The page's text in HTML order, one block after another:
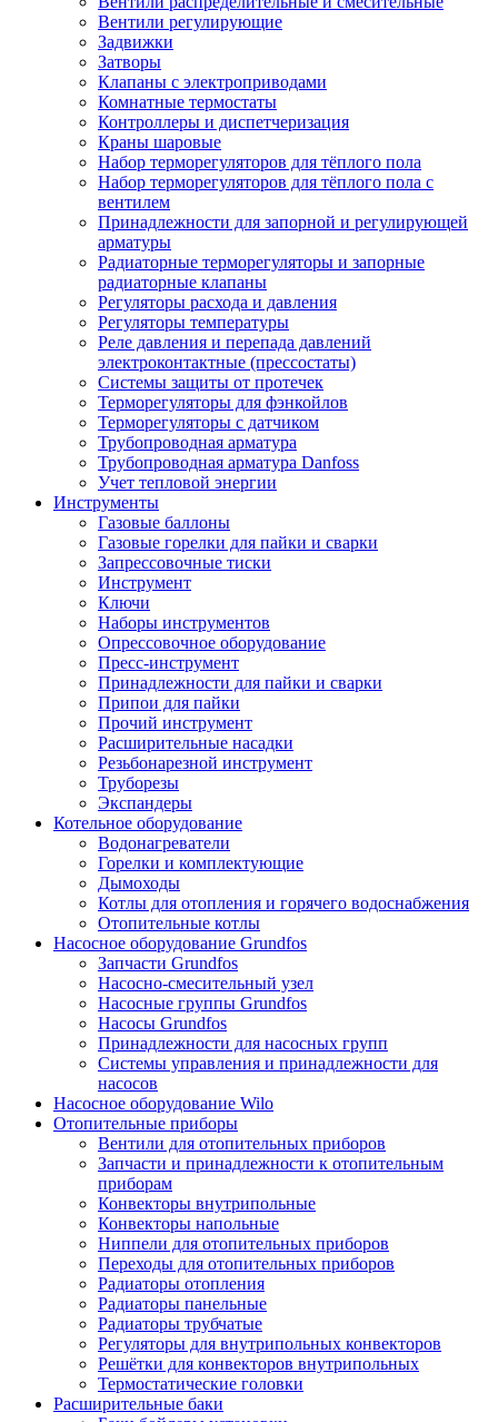
Вентили регулирующие
Задвижки
Затворы
Клапаны с электроприводами
Комнатные термостаты
Контроллеры и диспетчеризация
Краны шаровые
Набор терморегуляторов для тёплого пола
Набор терморегуляторов для тёплого пола с
вентилем
Принадлежности для запорной и регулирующей
арматуры
Радиаторные терморегуляторы и запорные
радиаторные клапаны
Регуляторы расхода и давления
Регуляторы температуры
Реле давления и перепада давлений
электроконтактные (прессостаты)
Системы защиты от протечек
Терморегуляторы для фэнкойлов
Терморегуляторы с датчиком
Трубопроводная арматура
Трубопроводная арматура Danfoss
Учет тепловой энергии
Инструменты
Газовые баллоны
Газовые горелки для пайки и сварки
Запрессовочные тиски
Инструмент
Ключи
Наборы инструментов
Опрессовочное оборудование
Пресс-инструмент
Принадлежности для пайки и сварки
Припои для пайки
Прочий инструмент
Расширительные насадки
Резьбонарезной инструмент
Труборезы
Экспандеры
Котельное оборудование
Водонагреватели
Горелки и комплектующие
Дымоходы
Котлы для отопления и горячего водоснабжения
Отопительные котлы
Насосное оборудование Grundfos
Запчасти Grundfos
Насосно-смесительный узел
Насосные группы Grundfos
Насосы Grundfos
Принадлежности для насосных групп
Системы управления и принадлежности для
насосов
Насосное оборудование Wilo
Отопительные приборы
Вентили для отопительных приборов
Запчасти и принадлежности к отопительным
приборам
Конвекторы внутрипольные
Конвекторы напольные
Ниппели для отопительных приборов
Переходы для отопительных приборов
Радиаторы отопления
Радиаторы панельные
Радиаторы трубчатые
Регуляторы для внутрипольных конвекторов
Решётки для конвекторов внутрипольных
Термостатические головки
Расширительные баки